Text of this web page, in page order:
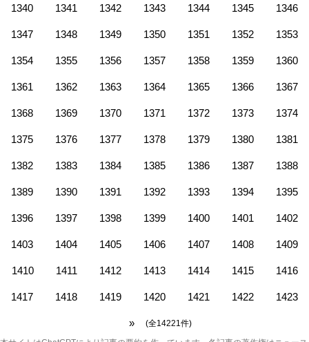
1340 1341 1342 1343 1344 1345 1346
1347 1348 1349 1350 1351 1352 1353
1354 1355 1356 1357 1358 1359 1360
1361 1362 1363 1364 1365 1366 1367
1368 1369 1370 1371 1372 1373 1374
1375 1376 1377 1378 1379 1380 1381
1382 1383 1384 1385 1386 1387 1388
1389 1390 1391 1392 1393 1394 1395
1396 1397 1398 1399 1400 1401 1402
1403 1404 1405 1406 1407 1408 1409
1410 1411 1412 1413 1414 1415 1416
1417 1418 1419 1420 1421 1422 1423
» (全14221件)